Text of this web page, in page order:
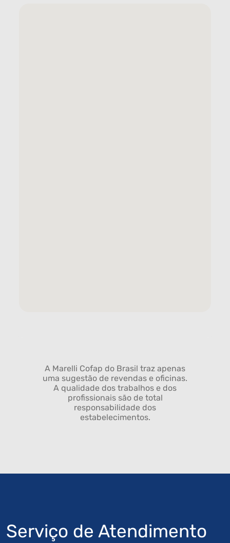
A Marelli Cofap do Brasil traz apenas
uma sugestão de revendas e oficinas.
A qualidade dos trabalhos e dos
profissionais são de total
responsabilidade dos
estabelecimentos.
Serviço de Atendimento